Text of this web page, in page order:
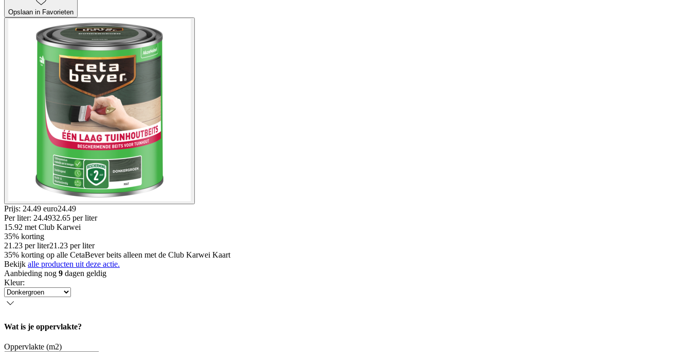
Opslaan in Favorieten
Prijs: 24.49 euro24.49
Per liter: 24.4932.65 per liter
15.92 met Club Karwei
35% korting
21.23 per liter21.23 per liter
35% korting op alle CetaBever beits alleen met de Club Karwei Kaart
Bekijk alle producten uit deze actie.
Aanbieding nog 9 dagen geldig
Kleur:
Wat is je oppervlakte?
Oppervlakte (m2)